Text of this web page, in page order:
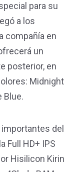
para su
a los
compañía en
un
posterior, en
Midnight
Blue.
del
Full HD+ IPS
Hisilicon Kirin